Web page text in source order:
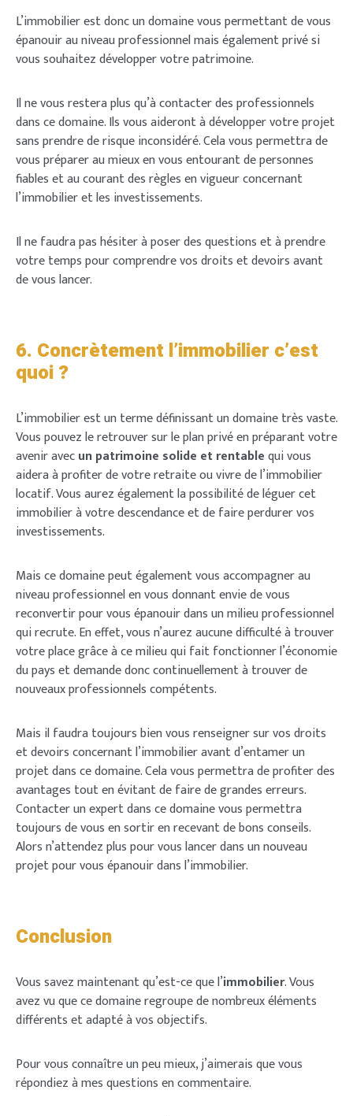
L’immobilier est donc un domaine vous permettant de vous
épanouir au niveau professionnel mais également privé si
vous souhaitez développer votre patrimoine.
Il ne vous restera plus qu’à contacter des professionnels
dans ce domaine. Ils vous aideront à développer votre projet
sans prendre de risque inconsidéré. Cela vous permettra de
vous préparer au mieux en vous entourant de personnes
fiables et au courant des règles en vigueur concernant
l’immobilier et les investissements.
Il ne faudra pas hésiter à poser des questions et à prendre
votre temps pour comprendre vos droits et devoirs avant
de vous lancer.
6. Concrètement l’immobilier c’est
quoi ?
L’immobilier est un terme définissant un domaine très vaste.
Vous pouvez le retrouver sur le plan privé en préparant votre
avenir avecun patrimoine solide et rentablequi vous
aidera à profiter de votre retraite ou vivre de l’immobilier
locatif. Vous aurez également la possibilité de léguer cet
immobilier à votre descendance et de faire perdurer vos
investissements.
Mais ce domaine peut également vous accompagner au
niveau professionnel en vous donnant envie de vous
reconvertir pour vous épanouir dans un milieu professionnel
qui recrute. En effet, vous n’aurez aucune difficulté à trouver
votre place grâce à ce milieu qui fait fonctionner l’économie
du pays et demande donc continuellement à trouver de
nouveaux professionnels compétents.
Mais il faudra toujours bien vous renseigner sur vos droits
et devoirs concernant l’immobilier avant d’entamer un
projet dans ce domaine. Cela vous permettra de profiter des
avantages tout en évitant de faire de grandes erreurs.
Contacter un expert dans ce domaine vous permettra
toujours de vous en sortir en recevant de bons conseils.
Alors n’attendez plus pour vous lancer dans un nouveau
projet pour vous épanouir dans l’immobilier.
Conclusion
Vous savez maintenant qu’est-ce que l’immobilier. Vous
avez vu que ce domaine regroupe de nombreux éléments
différents et adapté à vos objectifs.
Pour vous connaître un peu mieux, j’aimerais que vous
répondiez à mes questions en commentaire.